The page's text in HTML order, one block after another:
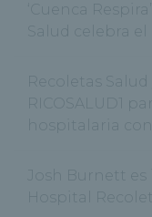
‘Cuenca
Salud celebra
Recoletas Salud
RICOSALUD1
hospitalaria con
Josh Burnett
Hospital